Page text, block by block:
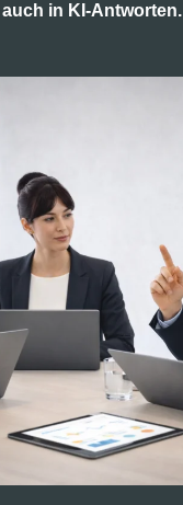
in KI-Antworten.